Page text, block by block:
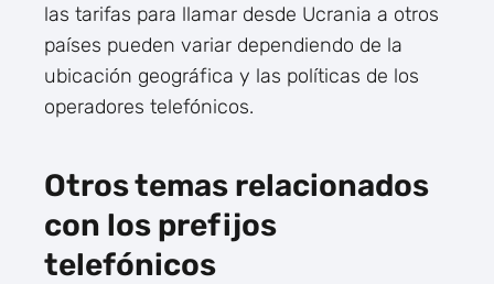
las tarifas para llamar desde Ucrania a otros
países pueden variar dependiendo de la
ubicación geográfica y las políticas de los
operadores telefónicos.
Otros temas relacionados
con los prefijos
telefónicos